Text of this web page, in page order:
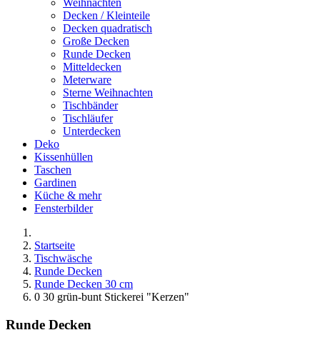
Weihnachten
Decken / Kleinteile
Decken quadratisch
Große Decken
Runde Decken
Mitteldecken
Meterware
Sterne Weihnachten
Tischbänder
Tischläufer
Unterdecken
Deko
Kissenhüllen
Taschen
Gardinen
Küche & mehr
Fensterbilder
Startseite
Tischwäsche
Runde Decken
Runde Decken 30 cm
0 30 grün-bunt Stickerei "Kerzen"
Runde Decken